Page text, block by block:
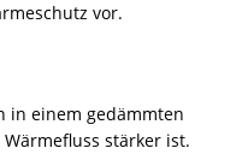
vor.
in einem gedämmten
stärker ist.